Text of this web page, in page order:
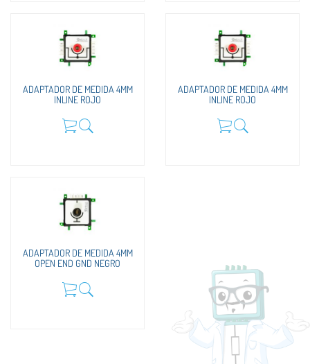
ADAPTADOR DE MEDIDA 4MM
INLINE ROJO
ADAPTADOR DE MEDIDA 4MM
INLINE ROJO
ADAPTADOR DE MEDIDA 4MM
OPEN END GND NEGRO